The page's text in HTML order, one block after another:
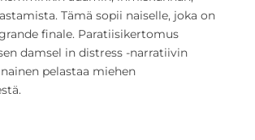
Tämä sopii naiselle, joka on
finale. Paratiisikertomus
damsel in distress -narratiivin
pelastaa miehen